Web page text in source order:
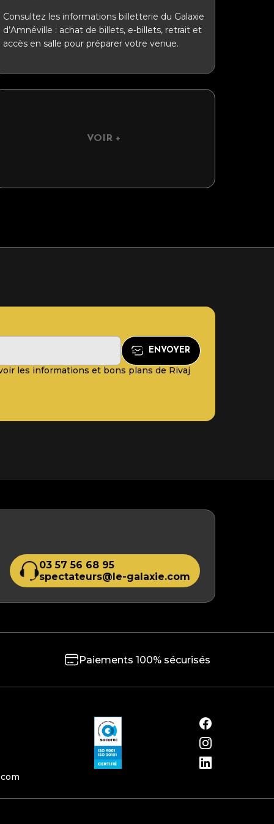
Consultez les informations billetterie du Galaxie
d’Amnéville : achat de billets, e-billets, retrait et
accès en salle pour préparer votre venue.
VOIR +
les informations et bons plans de Rivaj
03 57 56 68 95
spectateurs@le-galaxie.com
Paiements 100% sécurisés